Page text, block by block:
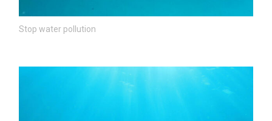
Stop water pollution